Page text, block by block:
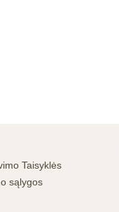
Taisyklės
sąlygos